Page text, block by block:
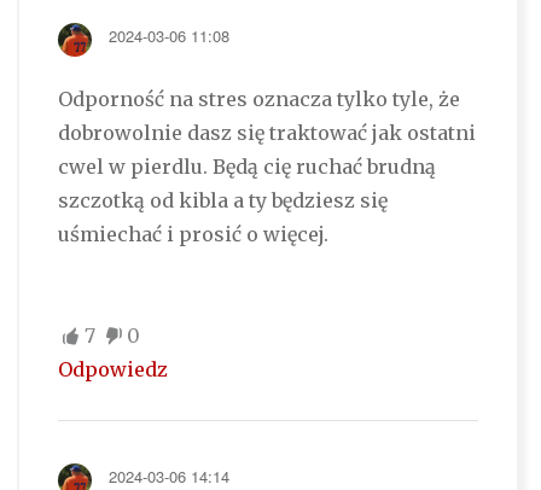
2024-03-06 11:08
Odporność na stres oznacza tylko tyle, że
dobrowolnie dasz się traktować jak ostatni
cwel w pierdlu. Będą cię ruchać brudną
szczotką od kibla a ty będziesz się
uśmiechać i prosić o więcej.
7
0
Odpowiedz
2024-03-06 14:14